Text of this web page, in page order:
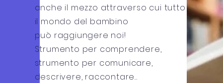
anche il mezzo attraverso cui tutto
il mondo del bambino
può raggiungere noi!
Strumento per comprendere,
strumento per comunicare,
descrivere, raccontare...